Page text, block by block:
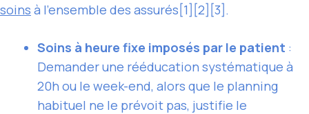
soins à l’ensemble des assurés[1][2][3].
Soins à heure fixe imposés par le patient :
Demander une rééducation systématique à
20h ou le week-end, alors que le planning
habituel ne le prévoit pas, justifie le